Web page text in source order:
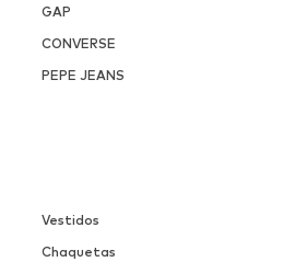
GAP
CONVERSE
PEPE JEANS
Vestidos
Chaquetas